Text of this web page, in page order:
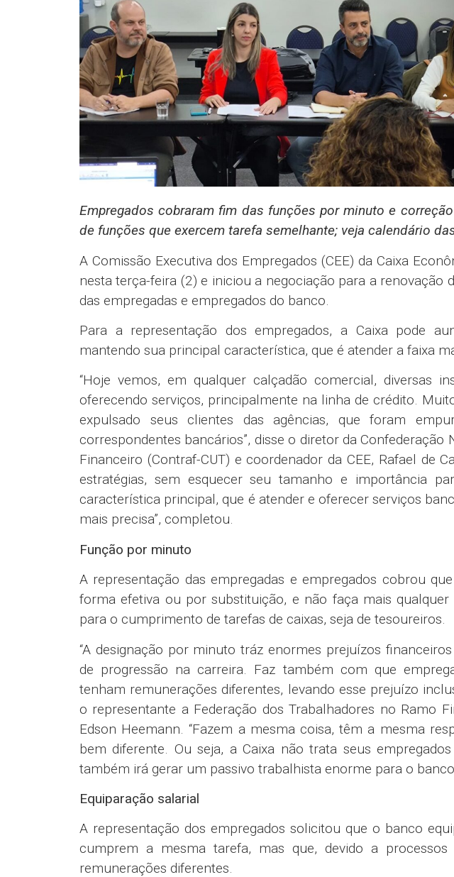
Função por minuto
A representação das empregadas e empregados cobrou
forma efetiva ou por substituição, e não faça mais qualquer
para o cumprimento de tarefas de caixas, seja de tesoureiros.
“A designação por minuto tráz enormes prejuízos
de progressão na carreira. Faz também com que
tenham remunerações diferentes, levando esse prejuízo
o representante a Federação dos Trabalhadores no Ramo
bem diferente. Ou seja, a Caixa não trata seus
também irá gerar um passivo trabalhista enorme para o
Equiparação salarial
A representação dos empregados solicitou que o banco
remunerações diferentes.
diversas discrepâncias, como diferenças salariais
pagamento de porte, e verdadeiros buracos de carreira
precisam ser resolvidas antes de se iniciar o novo processo
disse a representante da Federação dos Bancários da CUT do
Vivian Sá.
Na minuta de reivindicações entregue à Caixa, a
empregados também pede a criação de um grupo de
visando corrigir diversas distorções criadas após a
unilateralmente pela empresa e também pelas próprias
estruturas que estão sendo criadas, como as agências digitais.
Ascensão na carreira
Dois artigos (64 e 65) da minuta de reivindicações das
sobre a ascensão na carreira. Os empregados querem que
paritário, entre trabalhadores e o banco, para tratar dos
internos, bem como da sua transparência.
Além disso, querem participar da formulação dos
normativos da Caixa e regem os processos seletivos internos.
“Sabemos que as contratações são realizadas por concurso,
transparência e a equidade de gênero e de raça”, disse a
Para o representante da Federação das Trabalhadoras e